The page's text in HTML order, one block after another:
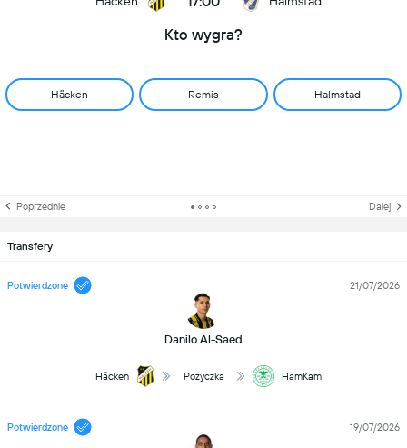
Kto wygra?
Häcken Remis Halmstad
Poprzednie Dalej
Transfery
Potwierdzone
Danilo Al-Saed
21/07/2026
Häcken Pożyczka HamKam
Potwierdzone 19/07/2026